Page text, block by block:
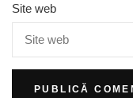
Site web